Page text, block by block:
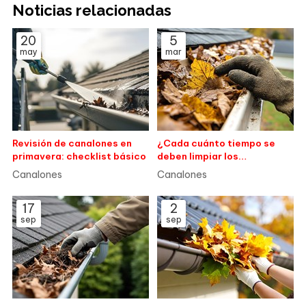
Noticias relacionadas
20
may
Revisión de canalones en
primavera: checklist básico
Canalones
5
mar
¿Cada cuánto tiempo se
deben limpiar los
canalones?
Canalones
17
sep
2
sep